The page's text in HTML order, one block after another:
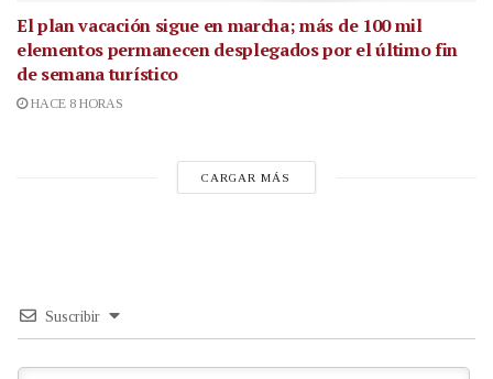
El plan vacación sigue en marcha; más de 100 mil
elementos permanecen desplegados por el último fin
de semana turístico
HACE 8 HORAS
CARGAR MÁS
Suscribir